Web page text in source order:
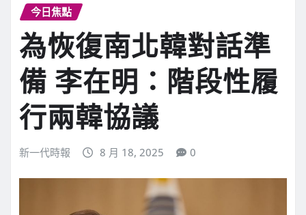
今日焦點
為恢復南北韓對話準
備 李在明：階段性履
行兩韓協議
新一代時報 8 月 18, 2025 0